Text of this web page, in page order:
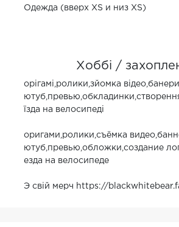
Одежда (вверх XS и низ XS)
Хоббі /
орігамі,ролики,зйомка
їзда на велосипеді
оригами,ролики,съёмка
ютуб,превью,обложки,создание
езда на велосипеде
Э свій мерч https://